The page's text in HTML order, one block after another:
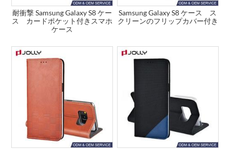
耐衝撃 Samsung Galaxy S8 ケー
ス カードポケット付きスマホ
ケース
Samsung Galaxy S8 ケース ス
クリーンのフリップカバー付き